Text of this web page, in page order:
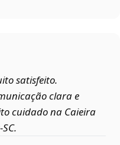
satisfeito.
clara e
cuidado na Caieira